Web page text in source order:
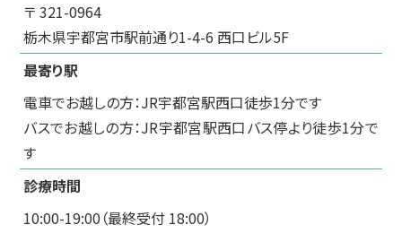
〒 321-0964
栃木県宇都宮市駅前通り1-4-6 西口ビル5F
最寄り駅
電車でお越しの方：JR宇都宮駅西口徒歩1分です
バスでお越しの方：JR宇都宮駅西口バス停より徒歩1分で
す
診療時間
10:00-19:00（最終受付 18:00）